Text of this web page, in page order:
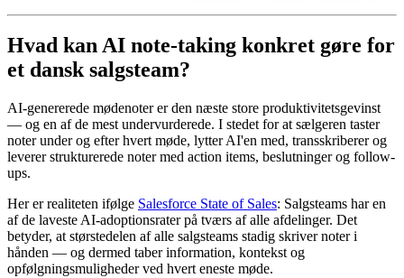
Hvad kan AI note-taking konkret gøre for
et dansk salgsteam?
AI-genererede mødenoter er den næste store produktivitetsgevinst
— og en af de mest undervurderede. I stedet for at sælgeren taster
noter under og efter hvert møde, lytter AI'en med, transskriberer og
leverer strukturerede noter med action items, beslutninger og follow-
ups.
Her er realiteten ifølge Salesforce State of Sales: Salgsteams har en
af de laveste AI-adoptionsrater på tværs af alle afdelinger. Det
betyder, at størstedelen af alle salgsteams stadig skriver noter i
hånden — og dermed taber information, kontekst og
opfølgningsmuligheder ved hvert eneste møde.